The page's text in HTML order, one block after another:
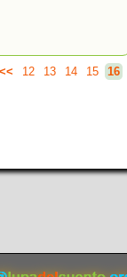
<< 12 13 14 15 16